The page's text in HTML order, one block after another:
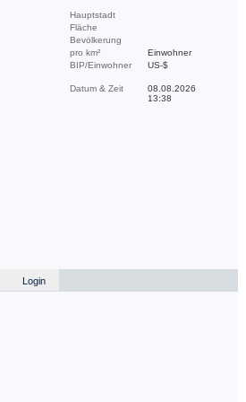
Hauptstadt
Fläche
Bevölkerung
pro km²
Einwohner
BIP/Einwohner
US-$
Datum & Zeit
08.08.2026
13:38
Login